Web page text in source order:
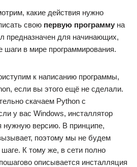
какие действия нужно
свою первую программу на
предназначен для начинающих,
в мире программирования.
к написанию программы,
если вы этого ещё не сделали.
скачаем Python с
у вас Windows, инсталлятор
версию. В принципе,
поэтому мы не будем
К тому же, в сети полно
описывается инсталляция